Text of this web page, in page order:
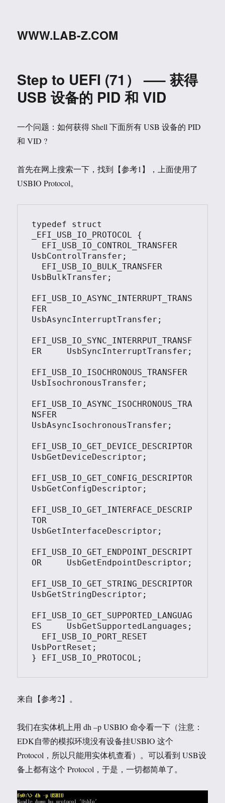
WWW.LAB-Z.COM
Step to UEFI (71） —– 获得
USB 设备的 PID 和 VID
一个问题：如何获得 Shell 下面所有 USB 设备的 PID
和 VID ?
首先在网上搜索一下，找到【参考1】，上面使用了
USBIO Protocol。
typedef struct
_EFI_USB_IO_PROTOCOL {
UsbControlTransfer;
UsbBulkTransfer;
EFI_USB_IO_ASYNC_INTERRUPT_TRANS
FER
UsbAsyncInterruptTransfer;
EFI_USB_IO_SYNC_INTERRPUT_TRANSF
ER     UsbSyncInterruptTransfer;
EFI_USB_IO_ISOCHRONOUS_TRANSFER
UsbIsochronousTransfer;
EFI_USB_IO_ASYNC_ISOCHRONOUS_TRA
NSFER
UsbAsyncIsochronousTransfer;
EFI_USB_IO_GET_DEVICE_DESCRIPTOR
UsbGetDeviceDescriptor;
EFI_USB_IO_GET_CONFIG_DESCRIPTOR
UsbGetConfigDescriptor;
EFI_USB_IO_GET_INTERFACE_DESCRIP
TOR
UsbGetInterfaceDescriptor;
EFI_USB_IO_GET_ENDPOINT_DESCRIPT
OR     UsbGetEndpointDescriptor;
EFI_USB_IO_GET_STRING_DESCRIPTOR
UsbGetStringDescriptor;
EFI_USB_IO_GET_SUPPORTED_LANGUAG
ES     UsbGetSupportedLanguages;
UsbPortReset;
} EFI_USB_IO_PROTOCOL;
来自【参考2】。
我们在实体机上用 dh –p USBIO 命令看一下（注意：
EDK自带的模拟环境没有设备挂USBIO 这个
Protocol，所以只能用实体机查看）。可以看到 USB设
备上都有这个 Protocol，于是，一切都简单了。